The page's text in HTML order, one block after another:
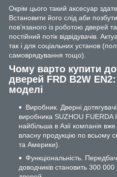
Окрім цього такий аксесуар
Встановити його слід аби
пов’язаного із роботою дверей
постійний потік відвідувачів.
так і для соціальних установ
самоврядування тощо).
Чому варто купити
дверей FRD B2W
моделі
Виробник. Дверні
виробника SUZHOU
найбільша в Азії компанія
власну продукцію по всьому
та Америки).
Функціональність.
доводчиків становить 300